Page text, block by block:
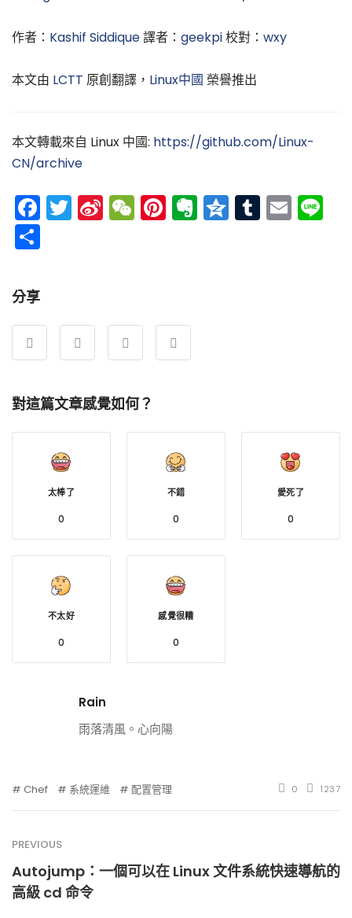
作者： Kashif Siddique譯者： geekpi校對： wxy
本文由 LCTT 原創翻譯， Linux中國 榮譽推出
本文轉載來自 Linux 中國: https://github.com/Linux-
CN/archive
Facebook
Twitter
SinaWeChat
Pinterest
Evernote
Qzone
Tumblr
分享
對這篇文章感覺如何？
太棒了
0
不錯
0
愛死了
0
不太好
0
感覺很糟
0
Rain
雨落清風。心向陽
Chef 系統運維 配置管理 0 1237
PREVIOUS
Autojump：一個可以在 Linux 文件系統快速導航的
高級 cd 命令